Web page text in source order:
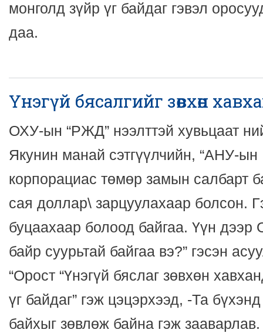
монголд зүйр үг байдаг гэвэл
даа.
Үнэгүй бясалгийг зөвхөн
ОХУ-ын “РЖД” нээлттэй хувьцаат
Якунин манай сэтгүүлчийн, “АНУ-
корпорациас төмөр замын салбарт
сая доллар\ зарцуулахаар болсон.
буцаахаар болоод байгаа. Үүн
байр суурьтай байгаа вэ?” гэсэн
“Орост “Үнэгүй бяслаг зөвхөн
үг байдаг” гэж цэцэрхээд, -Та
байхыг зөвлөж байна гэж зааварлав.